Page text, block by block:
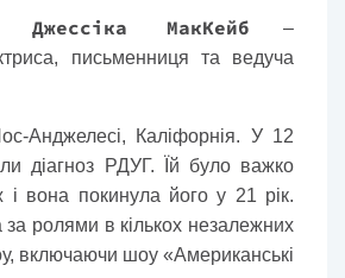
Джессіка МакКейб –
письменниця та ведуча
Анджелесі, Каліфорнія. У 12
діагноз РДУГ. Їй було важко
і вона покинула його у 21 рік.
ролями в кількох незалежних
включаючи шоу «Американські